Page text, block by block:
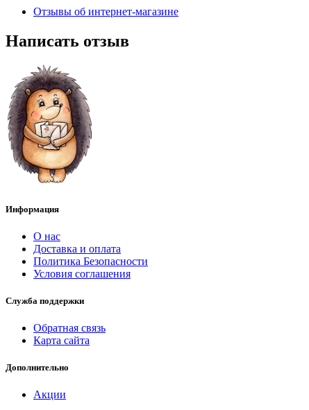
Отзывы об интернет-магазине
Написать отзыв
Информация
О нас
Доставка и оплата
Политика Безопасности
Условия соглашения
Служба поддержки
Обратная связь
Карта сайта
Дополнительно
Акции